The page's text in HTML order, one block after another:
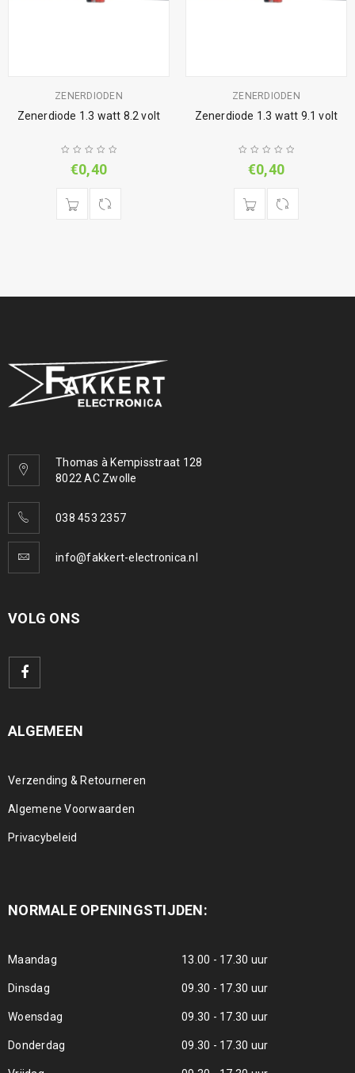
ZENERDIODEN
Zenerdiode 1.3 watt 8.2 volt
€0,40
ZENERDIODEN
Zenerdiode 1.3 watt 9.1 volt
€0,40
Thomas à Kempisstraat 128
8022 AC Zwolle
038 453 2357
info@fakkert-electronica.nl
VOLG ONS
ALGEMEEN
Verzending & Retourneren
Algemene Voorwaarden
Privacybeleid
NORMALE OPENINGSTIJDEN:
Maandag 13.00 - 17.30 uur
Dinsdag 09.30 - 17.30 uur
Woensdag 09.30 - 17.30 uur
Donderdag 09.30 - 17.30 uur